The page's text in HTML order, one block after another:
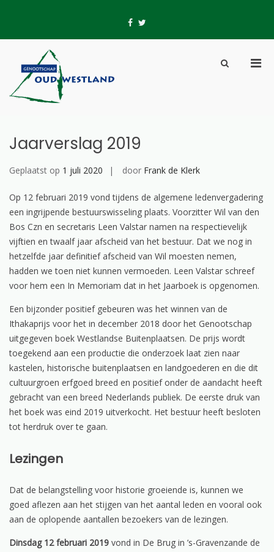
fb
Show
Jaarverslag 2019
Geplaatst op 1 juli 2020 door Frank de Klerk
Op 12 februari 2019 vond tijdens de algemene ledenvergadering
een ingrijpende bestuurswisseling plaats. Voorzitter Wil van den
Bos Czn en secretaris Leen Valstar namen na respectievelijk
vijftien en twaalf jaar afscheid van het bestuur. Dat we nog in
hetzelfde jaar definitief afscheid van Wil moesten nemen,
hadden we toen niet kunnen vermoeden. Leen Valstar schreef
voor hem een In Memoriam dat in het Jaarboek is opgenomen.
Een bijzonder positief gebeuren was het winnen van de
Ithakaprijs voor het in december 2018 door het Genootschap
uitgegeven boek Westlandse Buitenplaatsen. De prijs wordt
toegekend aan een productie die onderzoek laat zien naar
kastelen, historische buitenplaatsen en landgoederen en die dit
cultuurgroen erfgoed breed en positief onder de aandacht heeft
gebracht van een breed Nederlands publiek. De eerste druk van
het boek was eind 2019 uitverkocht. Het bestuur heeft besloten
tot herdruk over te gaan.
Lezingen
Dat de belangstelling voor historie groeiende is, kunnen we
goed aflezen aan het stijgen van het aantal leden en vooral ook
aan de oplopende aantallen bezoekers van de lezingen.
Dinsdag 12 februari 2019 vond in De Brug in ’s-Gravenzande de